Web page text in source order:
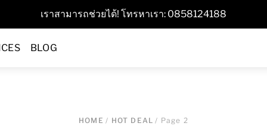
เราสามารถช่วยได้! โทรหาเรา: 0858124188
BLOG
HOME / HOT DEAL / Page 2